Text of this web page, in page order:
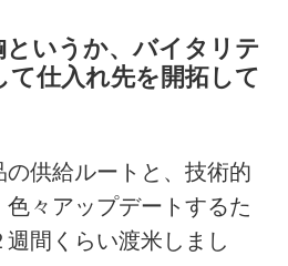
いうか、バイタリテ
て仕入れ先を開拓して
の供給ルートと、技術的
々アップデートするた
間くらい渡米しまし